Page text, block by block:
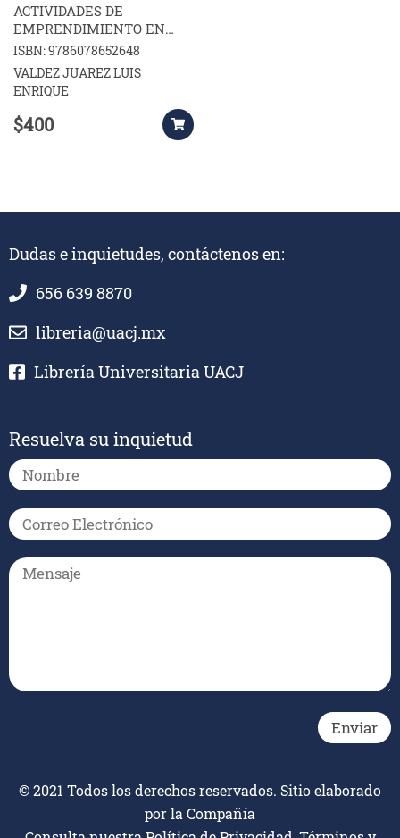
ACTIVIDADES DE
EMPRENDIMIENTO EN
LAS EMPRESAS DEL
NOROESTE DE MEXICO
ISBN: 9786078652648
VALDEZ JUAREZ LUIS
ENRIQUE
$400
Dudas e inquietudes, contáctenos en:
656 639 8870
libreria@uacj.mx
Librería Universitaria UACJ
Resuelva su inquietud
© 2021 Todos los derechos reservados. Sitio elaborado
por la Compañía